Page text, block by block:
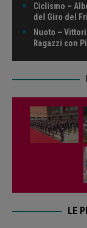
Ciclismo –
del Giro del
Nuoto –
Ragazzi con
LE